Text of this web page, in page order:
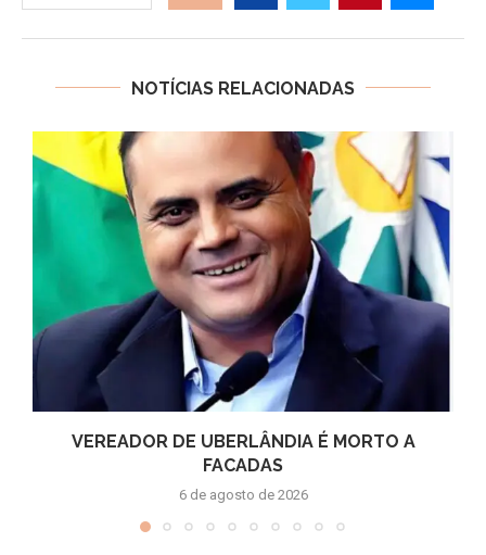
NOTÍCIAS RELACIONADAS
VEREADOR DE UBERLÂNDIA É MORTO A
FACADAS
6 de agosto de 2026